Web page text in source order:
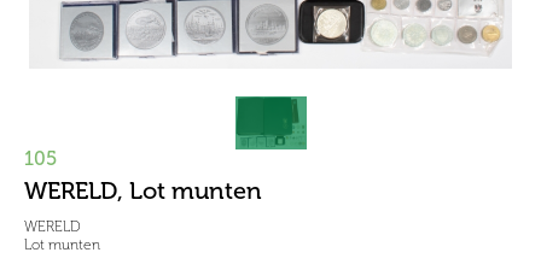
105
WERELD, Lot munten
WERELD
Lot munten